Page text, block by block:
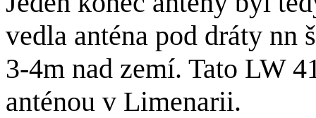
vedla anténa pod dráty
3-4m nad zemí. Tato LW
anténou v Limenarii.